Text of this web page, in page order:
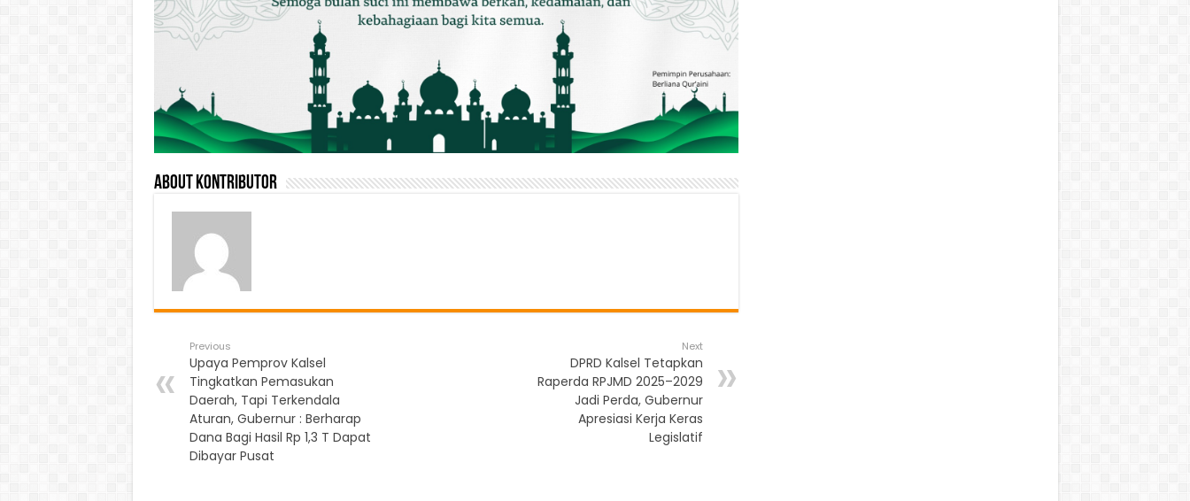
About Kontributor
Previous
Upaya Pemprov Kalsel
Tingkatkan Pemasukan
Daerah, Tapi Terkendala
Aturan, Gubernur : Berharap
Dana Bagi Hasil Rp 1,3 T Dapat
Dibayar Pusat
Next
DPRD Kalsel Tetapkan
Raperda RPJMD 2025–2029
Jadi Perda, Gubernur
Apresiasi Kerja Keras
Legislatif